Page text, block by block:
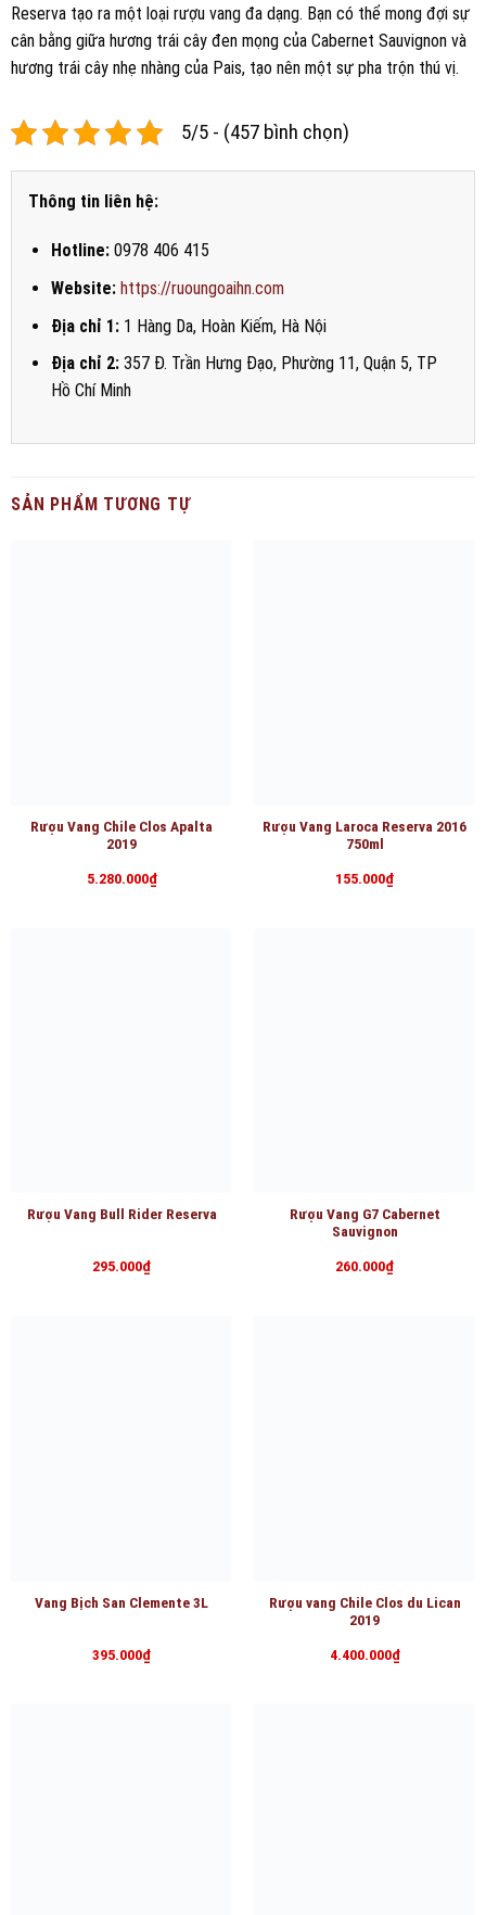
Reserva tạo ra một loại rượu vang đa dạng. Bạn có thể mong đợi sự
cân bằng giữa hương trái cây đen mọng của Cabernet Sauvignon và
hương trái cây nhẹ nhàng của Pais, tạo nên một sự pha trộn thú vị.
5/5 - (457 bình chọn)
Thông tin liên hệ:
Hotline:0978 406 415
Website: https://ruoungoaihn.com
Địa chỉ 1:1 Hàng Da, Hoàn Kiếm, Hà Nội
Địa chỉ 2:357 Đ. Trần Hưng Đạo, Phường 11, Quận 5, TP
Hồ Chí Minh
SẢN PHẨM TƯƠNG TỰ
Rượu Vang Chile Clos Apalta
2019
5.280.000₫
Rượu Vang Laroca Reserva 2016
750ml
155.000₫
Rượu Vang Bull Rider Reserva
295.000₫
Rượu Vang G7 Cabernet
Sauvignon
260.000₫
Vang Bịch San Clemente 3L
395.000₫
Rượu vang Chile Clos du Lican
2019
4.400.000₫